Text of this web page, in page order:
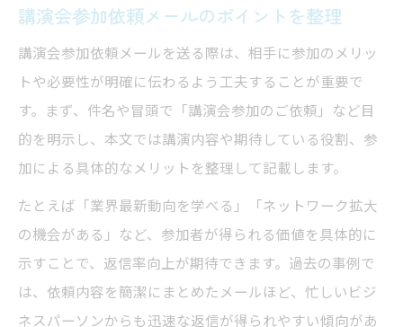
講演会参加依頼メールのポイントを整理
講演会参加依頼メールを送る際は、相手に参加のメリッ
トや必要性が明確に伝わるよう工夫することが重要で
す。まず、件名や冒頭で「講演会参加のご依頼」など目
的を明示し、本文では講演内容や期待している役割、参
加による具体的なメリットを整理して記載します。
たとえば「業界最新動向を学べる」「ネットワーク拡大
の機会がある」など、参加者が得られる価値を具体的に
示すことで、返信率向上が期待できます。過去の事例で
は、依頼内容を簡潔にまとめたメールほど、忙しいビジ
ネスパーソンからも迅速な返信が得られやすい傾向があ